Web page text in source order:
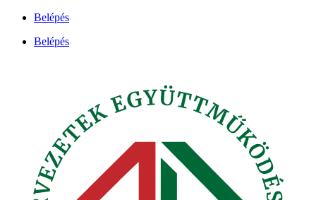
Ugrás
tartalomhoz
Belépés
Belépés